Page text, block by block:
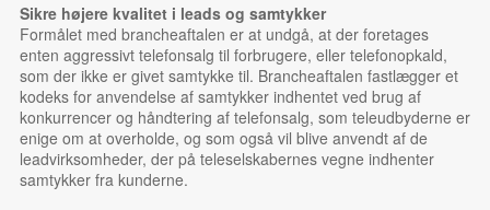
Sikre højere kvalitet i leads og samtykker
Formålet med brancheaftalen er at undgå, at der foretages
enten aggressivt telefonsalg til forbrugere, eller telefonopkald,
som der ikke er givet samtykke til. Brancheaftalen fastlægger et
kodeks for anvendelse af samtykker indhentet ved brug af
konkurrencer og håndtering af telefonsalg, som teleudbyderne er
enige om at overholde, og som også vil blive anvendt af de
leadvirksomheder, der på teleselskabernes vegne indhenter
samtykker fra kunderne.